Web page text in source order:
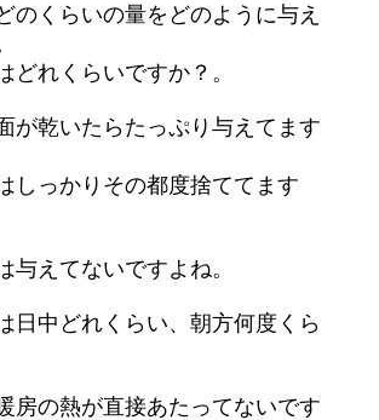
のくらいの量をどのように与え
どれくらいですか？。
が乾いたらたっぷり与えてます
しっかりその都度捨ててます
与えてないですよね。
日中どれくらい、朝方何度くら
房の熱が直接あたってないです